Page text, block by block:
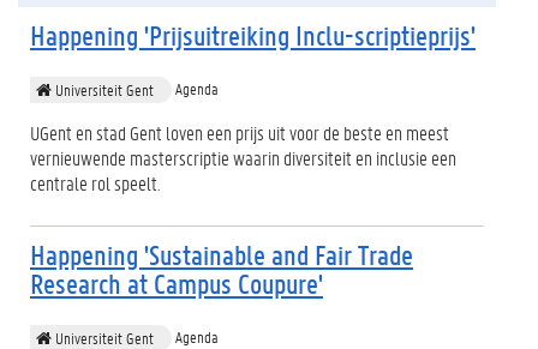
Happening 'Prijsuitreiking Inclu-scriptieprijs'
Universiteit Gent Agenda
UGent en stad Gent loven een prijs uit voor de beste en meest
vernieuwende masterscriptie waarin diversiteit en inclusie een
centrale rol speelt.
Happening 'Sustainable and Fair Trade
Research at Campus Coupure'
Universiteit Gent Agenda